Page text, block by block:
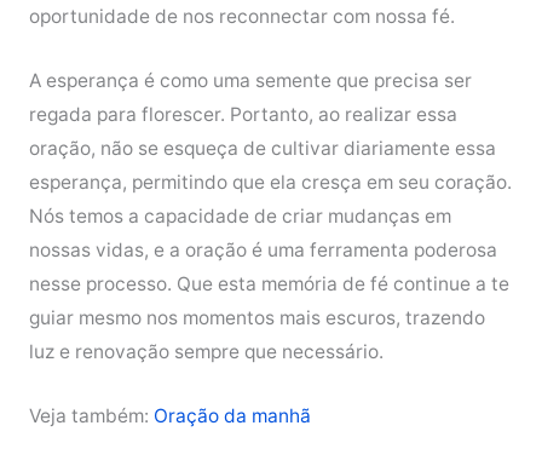
oportunidade de nos reconnectar com nossa fé.
A esperança é como uma semente que precisa ser
regada para florescer. Portanto, ao realizar essa
oração, não se esqueça de cultivar diariamente essa
esperança, permitindo que ela cresça em seu coração.
Nós temos a capacidade de criar mudanças em
nossas vidas, e a oração é uma ferramenta poderosa
nesse processo. Que esta memória de fé continue a te
guiar mesmo nos momentos mais escuros, trazendo
luz e renovação sempre que necessário.
Veja também: Oração da manhã